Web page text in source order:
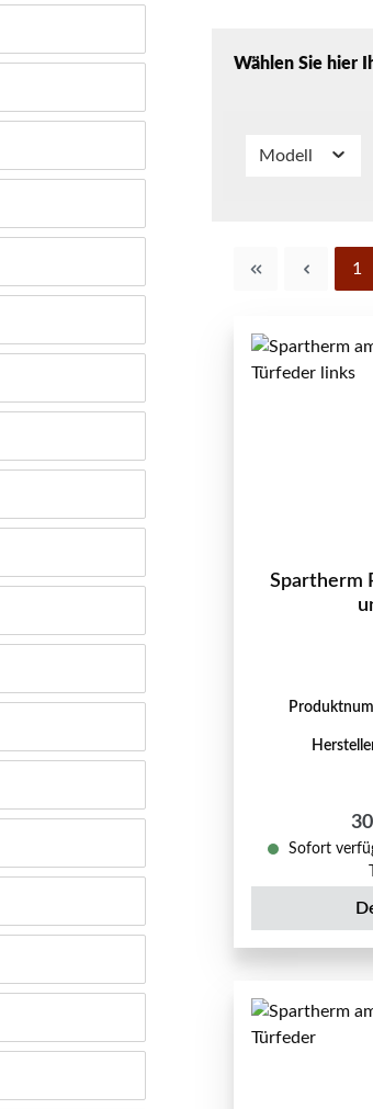
Wählen Sie hier
Modell
1
Spartherm
Sofort